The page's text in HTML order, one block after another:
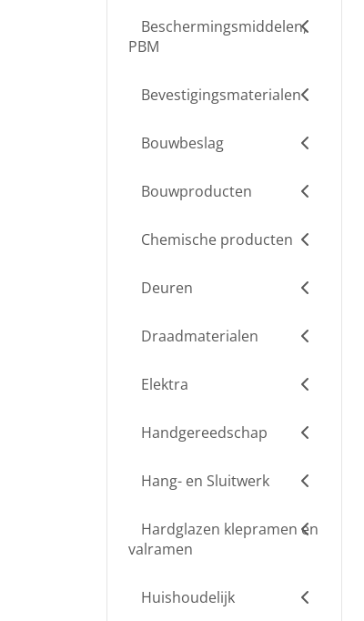
Beschermingsmiddelen,
PBM
Bevestigingsmaterialen
Bouwbeslag
Bouwproducten
Chemische producten
Deuren
Draadmaterialen
Elektra
Handgereedschap
Hang- en Sluitwerk
Hardglazen klepramen en
valramen
Huishoudelijk